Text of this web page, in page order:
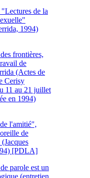
de la
1994)
frontières,
de
(Actes de
Cerisy
11 au 21 juillet
en 1994)
l'amitié",
de
[PDLA]
parole est un
(entretien